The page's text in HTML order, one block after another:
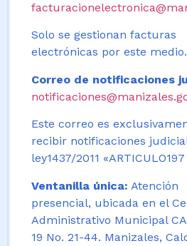
Solo se gestionan facturas
electrónicas por este medio.
Correo de notificaciones
Este correo es
recibir notificaciones
ley1437/2011 «ARTICULO197
Ventanilla única: Atención
presencial, ubicada en el
Administrativo Municipal
19 No. 21-44. Manizales,